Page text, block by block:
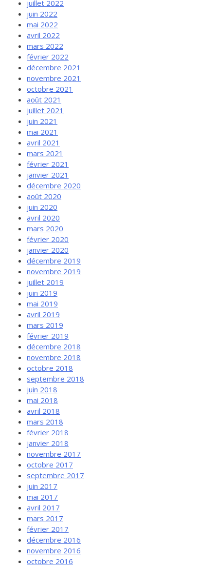
juillet 2022
juin 2022
mai 2022
avril 2022
mars 2022
février 2022
décembre 2021
novembre 2021
octobre 2021
août 2021
juillet 2021
juin 2021
mai 2021
avril 2021
mars 2021
février 2021
janvier 2021
décembre 2020
août 2020
juin 2020
avril 2020
mars 2020
février 2020
janvier 2020
décembre 2019
novembre 2019
juillet 2019
juin 2019
mai 2019
avril 2019
mars 2019
février 2019
décembre 2018
novembre 2018
octobre 2018
septembre 2018
juin 2018
mai 2018
avril 2018
mars 2018
février 2018
janvier 2018
novembre 2017
octobre 2017
septembre 2017
juin 2017
mai 2017
avril 2017
mars 2017
février 2017
décembre 2016
novembre 2016
octobre 2016